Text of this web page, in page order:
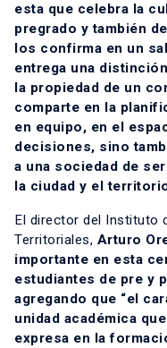
esta que celebra la
pregrado y también
los confirma en un
entrega una
la propiedad de un
comparte en la
en equipo, en el
decisiones, sino
a una sociedad de
la ciudad y el
El director del Instituto
Territoriales, Arturo
importante en esta
estudiantes de pre y
agregando que “el
unidad académica
expresa en la